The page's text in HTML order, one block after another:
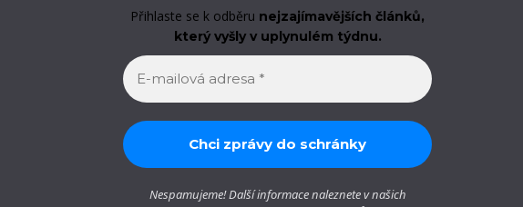
Přihlaste se k odběru nejzajímavějších článků,
který vyšly v uplynulém týdnu.
Nespamujeme! Další informace naleznete v našich